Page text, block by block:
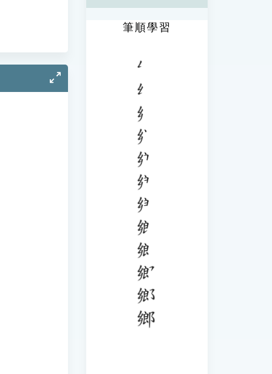
筆順學習